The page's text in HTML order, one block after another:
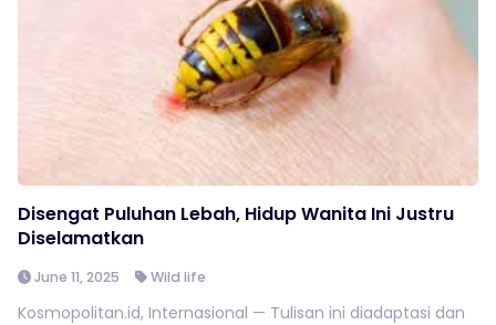
Disengat Puluhan Lebah, Hidup Wanita Ini Justru
Diselamatkan
June 11, 2025 Wild life
Kosmopolitan.id, Internasional — Tulisan ini diadaptasi dan